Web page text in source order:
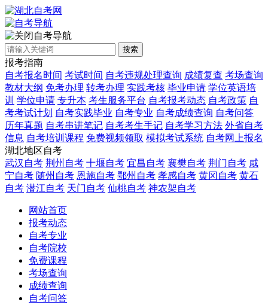
自考导航
搜索
报考指南
自考报名时间 考试时间 自考违规处理查询 成绩复查 考场查询
教材大纲 免考办理 转考办理 实践考核 毕业申请 学位英语培
训 学位申请 专升本 考生服务平台 自考报考动态 自考政策 自
考考试计划 自考实践毕业 自考专业 自考成绩查询 自考问答
历年真题 自考串讲笔记 自考考生手记 自考学习方法 外省自考
信息 自考培训课程 免费视频领取 模拟考试系统 自考网上报名
湖北地区自考
武汉自考 荆州自考 十堰自考 宜昌自考 襄樊自考 荆门自考 咸
宁自考 随州自考 恩施自考 鄂州自考 孝感自考 黄冈自考 黄石
自考 潜江自考 天门自考 仙桃自考 神农架自考
网站首页
报考动态
自考专业
自考院校
免费课程
考场查询
成绩查询
自考问答